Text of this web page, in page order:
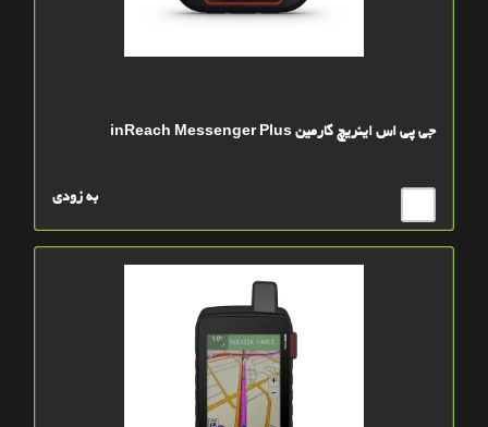
جی پی اس اینریچ گارمین inReach Messenger Plus
به زودی